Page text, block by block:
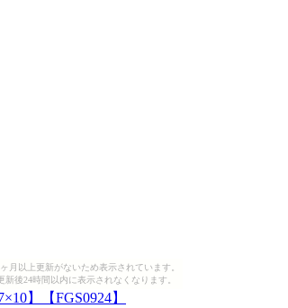
月以上更新がないため表示されています。
新後24時間以内に表示されなくなります。